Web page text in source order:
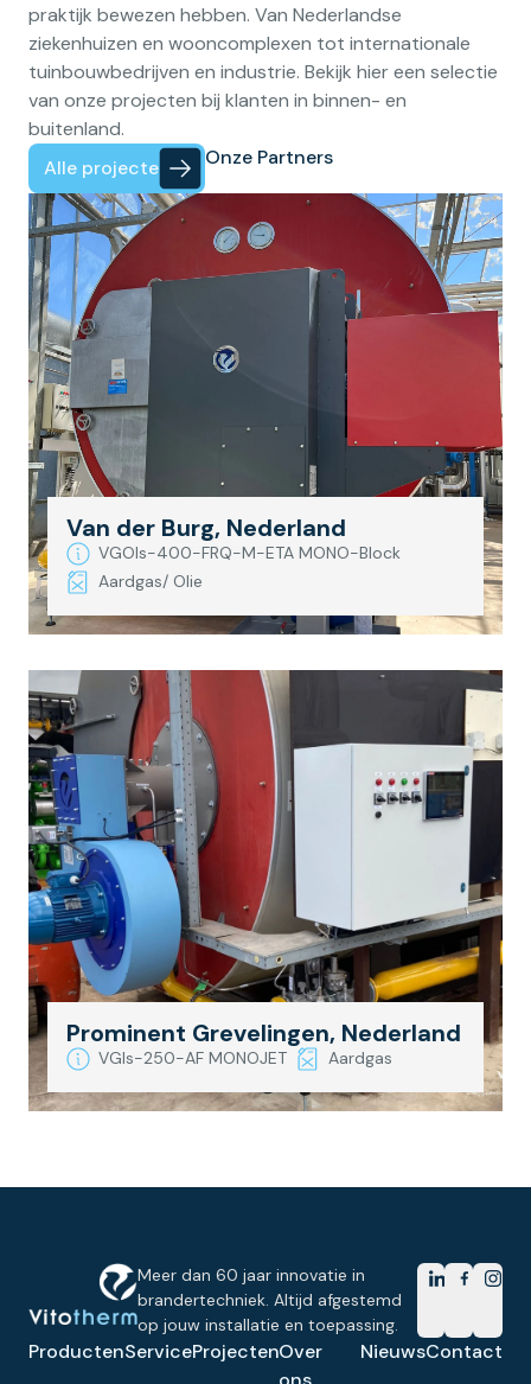
praktijk bewezen hebben. Van Nederlandse
ziekenhuizen en wooncomplexen tot internationale
tuinbouwbedrijven en industrie. Bekijk hier een selectie
van onze projecten bij klanten in binnen- en
buitenland.
Alle projecten
Onze Partners
Van der Burg, Nederland
VGOIs-400-FRQ-M-ETA MONO-Block
Aardgas/ Olie
Prominent Grevelingen, Nederland
VGIs-250-AF MONOJET Aardgas
Meer dan 60 jaar innovatie in
brandertechniek. Altijd afgestemd
op jouw installatie en toepassing.
ProductenServiceProjectenOver
NieuwsContact